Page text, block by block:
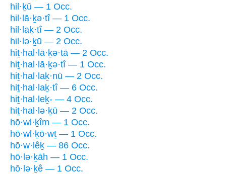
hil·ḵū — 1 Occ.
hil·lā·ḵə·tî — 1 Occ.
hil·laḵ·tî — 2 Occ.
hil·lə·ḵū — 2 Occ.
hiṯ·hal·lā·ḵə·tā — 2 Occ.
hiṯ·hal·lā·ḵə·tî — 1 Occ.
hiṯ·hal·laḵ·nū — 2 Occ.
hiṯ·hal·laḵ·tî — 6 Occ.
hiṯ·hal·leḵ- — 4 Occ.
hiṯ·hal·lə·ḵū — 2 Occ.
hō·wl·ḵîm — 1 Occ.
hō·wl·ḵō·wṯ — 1 Occ.
hō·w·lêḵ — 86 Occ.
hō·lə·ḵāh — 1 Occ.
hō·lə·ḵê — 1 Occ.